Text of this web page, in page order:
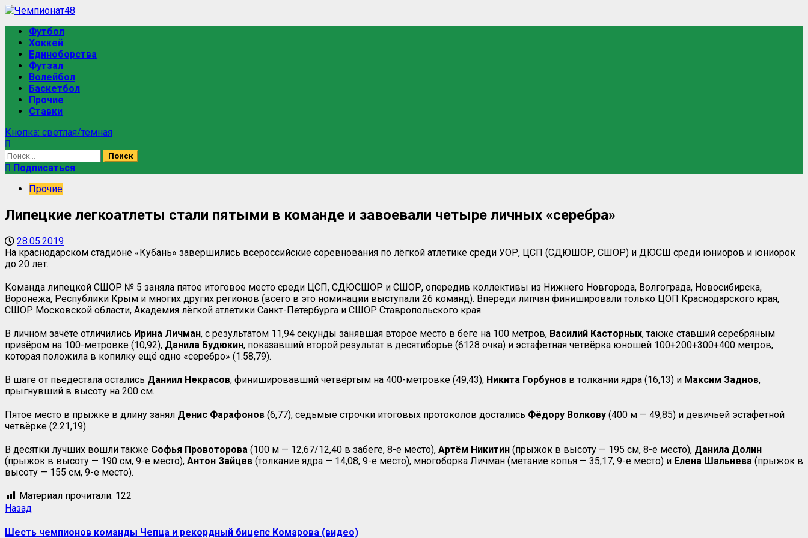
Перейти
содержимому
Основное
меню
Футбол
Хоккей
Единоборства
Футзал
Волейбол
Баскетбол
Прочие
Ставки
Кнопка: светлая/темная
Найти:
Подписаться
Прочие
Липецкие легкоатлеты стали пятыми в команде и завоевали четыре личных «серебра»
28.05.2019
На краснодарском стадионе «Кубань» завершились всероссийские соревнования по лёгкой атлетике среди УОР, ЦСП (СДЮШОР, СШОР) и ДЮСШ среди юниоров и юниорок
до 20 лет.
Команда липецкой СШОР № 5 заняла пятое итоговое место среди ЦСП, СДЮСШОР и СШОР, опередив коллективы из Нижнего Новгорода, Волгограда, Новосибирска,
Воронежа, Республики Крым и многих других регионов (всего в это номинации выступали 26 команд). Впереди липчан финишировали только ЦОП Краснодарского края,
СШОР Московской области, Академия лёгкой атлетики Санкт-Петербурга и СШОР Ставропольского края.
В личном зачёте отличились Ирина Личман, с результатом 11,94 секунды занявшая второе место в беге на 100 метров, Василий Касторных, также ставший серебряным
призёром на 100-метровке (10,92), Данила Будюкин, показавший второй результат в десятиборье (6128 очка) и эстафетная четвёрка юношей 100+200+300+400 метров,
которая положила в копилку ещё одно «серебро» (1.58,79).
В шаге от пьедестала остались Даниил Некрасов, финишировавший четвёртым на 400-метровке (49,43), Никита Горбунов в толкании ядра (16,13) и Максим Заднов,
прыгнувший в высоту на 200 см.
Пятое место в прыжке в длину занял Денис Фарафонов (6,77), седьмые строчки итоговых протоколов достались Фёдору Волкову (400 м — 49,85) и девичьей эстафетной
четвёрке (2.21,19).
В десятки лучших вошли также Софья Провоторова (100 м — 12,67/12,40 в забеге, 8-е место), Артём Никитин (прыжок в высоту — 195 см, 8-е место), Данила Долин
(прыжок в высоту — 190 см, 9-е место), Антон Зайцев (толкание ядра — 14,08, 9-е место), многоборка Личман (метание копья — 35,17, 9-е место) и Елена Шальнева (прыжок в
высоту — 155 см, 9-е место).
Материал прочитали: 122
Навигация
записи
Назад
Шесть чемпионов команды Чепца и рекордный бицепс Комарова (видео)